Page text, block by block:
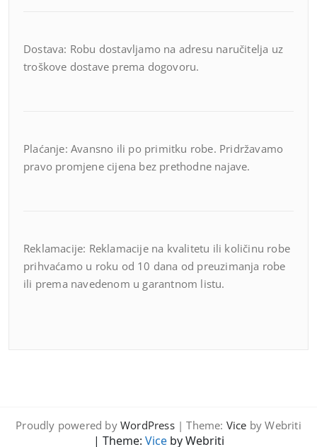
Dostava: Robu dostavljamo na adresu naručitelja uz
troškove dostave prema dogovoru.
Plaćanje: Avansno ili po primitku robe. Pridržavamo
pravo promjene cijena bez prethodne najave.
Reklamacije: Reklamacije na kvalitetu ili količinu robe
prihvaćamo u roku od 10 dana od preuzimanja robe
ili prema navedenom u garantnom listu.
Proudly powered by WordPress| Theme: Vice by Webriti
| Theme: Viceby Webriti